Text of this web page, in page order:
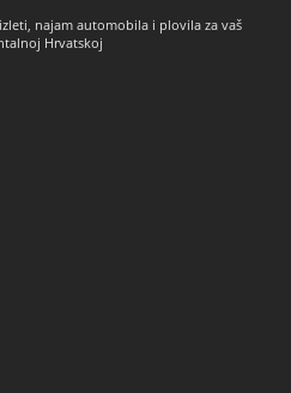
najam automobila i plovila za vaš
Hrvatskoj